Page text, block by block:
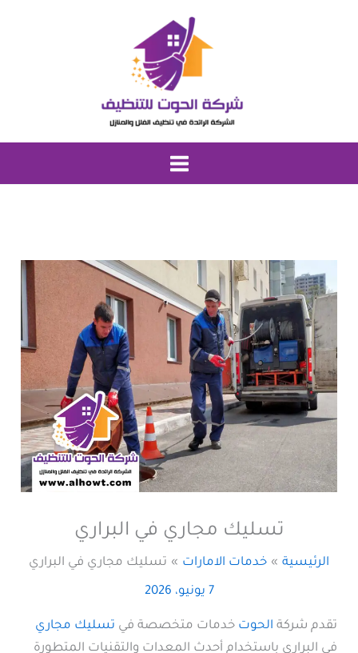
تسليك مجاري في البراري
الرئيسية خدمات الامارات تسليك مجاري في البراري
7 يونيو، 2026
تقدم شركة الحوت خدمات متخصصة في تسليك مجاري
في البراري باستخدام أحدث المعدات والتقنيات المتطورة